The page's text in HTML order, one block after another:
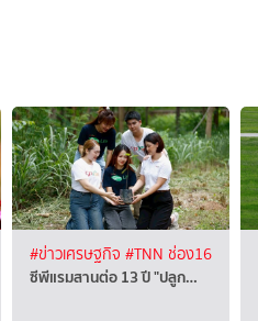
#ข่าวเศรษฐกิจ #TNN ช่อง16
ซีพีแรมสานต่อ 13 ปี "ปลูก…